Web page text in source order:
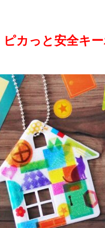
ピカっと安全キ